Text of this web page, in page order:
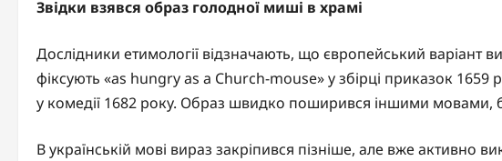
Звідки взявся образ голодної миші в храмі
Дослідники етимології відзначають, що європейський варіант
фіксують «as hungry as a Church-mouse» у збірці приказок
у комедії 1682 року. Образ швидко поширився іншими мовами,
В українській мові вираз закріпився пізніше, але вже активно